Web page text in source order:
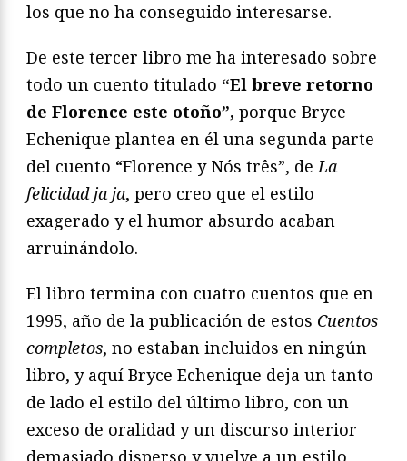
los que no ha conseguido interesarse.
De este tercer libro me ha interesado sobre
todo un cuento titulado “El breve retorno
de Florence este otoño”, porque Bryce
Echenique plantea en él una segunda parte
del cuento “Florence y Nós três”, deLa
felicidad ja ja, pero creo que el estilo
exagerado y el humor absurdo acaban
arruinándolo.
El libro termina con cuatro cuentos que en
1995, año de la publicación de estos Cuentos
completos, no estaban incluidos en ningún
libro, y aquí Bryce Echenique deja un tanto
de lado el estilo del último libro, con un
exceso de oralidad y un discurso interior
demasiado disperso y vuelve a un estilo